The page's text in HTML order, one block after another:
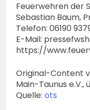
Feuerwehren der
Sebastian Baum,
Telefon: 06190
E-Mail:
https://
Original-Content
Main-Taunus
Quelle: ots